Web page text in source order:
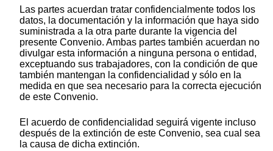
Las partes acuerdan tratar confidencialmente todos los
datos, la documentación y la información que haya sido
suministrada a la otra parte durante la vigencia del
presente Convenio. Ambas partes también acuerdan no
divulgar esta información a ninguna persona o entidad,
exceptuando sus trabajadores, con la condición de que
también mantengan la confidencialidad y sólo en la
medida en que sea necesario para la correcta ejecución
de este Convenio.
El acuerdo de confidencialidad seguirá vigente incluso
después de la extinción de este Convenio, sea cual sea
la causa de dicha extinción.